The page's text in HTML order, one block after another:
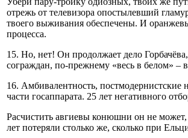
отрежь от телевизора опостылевший
твоего выживания обеспечены. И
процесса.
15. Но, нет! Он продолжает дело
сограждан, по-прежнему «весь в белом» –
16. Амбивалентность,
части госаппарата. 25 лет негативного
Расчистить авгиевы конюшни он не
лет потеряли столько же, сколько при